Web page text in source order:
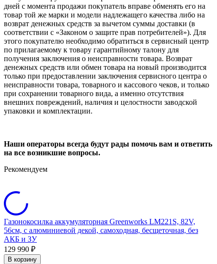
дней с момента продажи покупатель вправе обменять его на
товар той же марки и модели надлежащего качества либо на
возврат денежных средств за вычетом суммы доставки (в
соответствии с «Законом о защите прав потребителей»). Для
этого покупателю необходимо обратиться в сервисный центр
по прилагаемому к товару гарантийному талону для
получения заключения о неисправности товара. Возврат
денежных средств или обмен товара на новый производится
только при предоставлении заключения сервисного центра о
неисправности товара, товарного и кассового чеков, и только
при сохранении товарного вида, а именно отсутствия
внешних повреждений, наличия и целостности заводской
упаковки и комплектации.
Наши операторы всегда будут рады помочь вам и ответить
на все возникшие вопросы.
Рекомендуем
Газонокосилка аккумуляторная Greenworks LM221S, 82V,
56см, с алюминиевой декой, самоходная, бесщеточная, без
АКБ и ЗУ
129 990 ₽
В корзину